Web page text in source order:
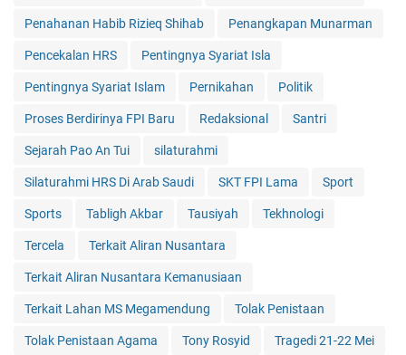
Penahanan Habib Rizieq Shihab Penangkapan Munarman
Pencekalan HRS Pentingnya Syariat Isla
Pentingnya Syariat Islam Pernikahan Politik
Proses Berdirinya FPI Baru Redaksional Santri
Sejarah Pao An Tui silaturahmi
Silaturahmi HRS Di Arab Saudi SKT FPI Lama Sport
Sports Tabligh Akbar Tausiyah Tekhnologi
Tercela Terkait Aliran Nusantara
Terkait Aliran Nusantara Kemanusiaan
Terkait Lahan MS Megamendung Tolak Penistaan
Tolak Penistaan Agama Tony Rosyid Tragedi 21-22 Mei